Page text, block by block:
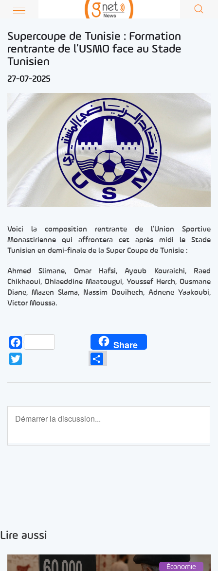
Supercoupe de Tunisie : Formation
rentrante de l’USMO face au Stade
Tunisien
27-07-2025
Voici la composition rentrante de l’Union Sportive
Monastirienne qui affrontera cet après midi le Stade
Tunisien en demi-finale de la Super Coupe de Tunisie :
Ahmed Slimane, Omar Hafsi, Ayoub Kouraichi, Raed
Chikhaoui, Dhiaeddine Maatougui, Youssef Herch, Ousmane
Diane, Mazen Slama, Nassim Douihech, Adnene Yaakoubi,
Victor Moussa.
Facebook Share
Lire aussi
Économie